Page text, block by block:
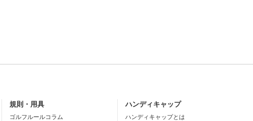
規則・用具
ゴルフルールコラム
ハンディキャップ
ハンディキャップとは